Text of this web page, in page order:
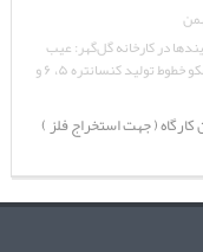
در کارخانه گل‌گهر: عیب
یابی فرآیندی سلول‌های فلوتاسیون ومکو خطوط تولید کنسانتره ۵، ۶ و
( جهت استخراج فلز )